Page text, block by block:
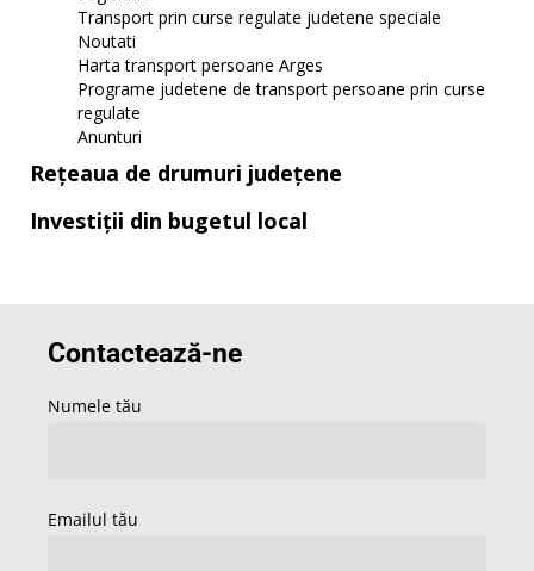
Transport prin curse regulate judetene speciale
Noutati
Harta transport persoane Arges
Programe judetene de transport persoane prin curse
regulate
Anunturi
Rețeaua de drumuri județene
Investiții din bugetul local